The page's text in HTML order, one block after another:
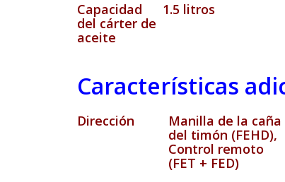
Capacidad
del cárter de
aceite
1.5 litros
Características
Dirección
Manilla de la caña
del timón (FEHD),
Control remoto
(FET + FED)